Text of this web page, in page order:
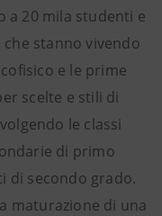
a 20 mila studenti e
stanno vivendo
e le prime
scelte e stili di
le classi
di primo
di secondo grado.
maturazione di una